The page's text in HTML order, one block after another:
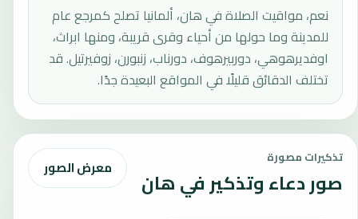
نعم، مواقيت الصلاة في هان، ألمانيا تصلح كمرجع عام
للمدينة وما حولها من أحياء وقرى قريبة، ومنها ابراث،
اوفديرهوهي، دوربيرهوف، دورناب، زنبورن، زوفيرتيل. قد
تختلف الدقائق قليلًا في المواقع البعيدة جدًا.
تذكيرات مصورة
صور دعاء وتذكير في هان معرض الصور